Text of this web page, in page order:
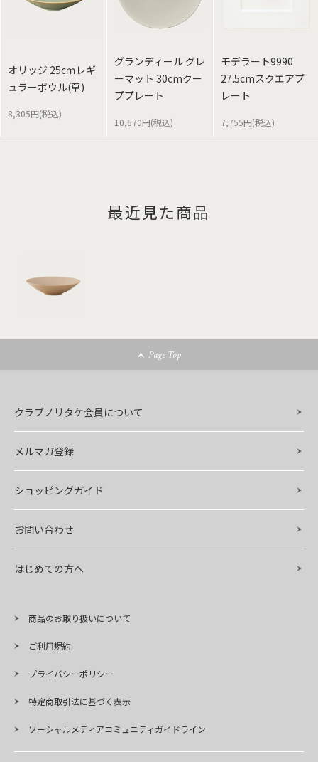
オリッジ 25cｍレギ
ュラーボウル(草)
8,305円(税込)
グランディール グレ
ーマット 30cmクー
ププレート
10,670円(税込)
モデラート9990
27.5cmスクエアプ
レート
7,755円(税込)
最近見た商品
Page Top
クラブノリタケ会員について
メルマガ登録
ショッピングガイド
お問い合わせ
はじめての方へ
商品のお取り扱いについて
ご利用規約
プライバシーポリシー
特定商取引法に基づく表示
ソーシャルメディアコミュニティガイドライン